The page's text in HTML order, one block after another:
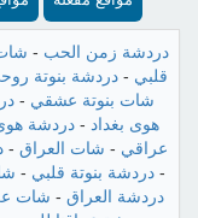
دردشة زمن الحب -
قلبي -دردشة بنوتة
شات بنوتة عشقي -
هوى بغداد - دردشة
عراقي - شات العراق -
- دردشة بنوتة قلبي -
دردشة العراق - شات